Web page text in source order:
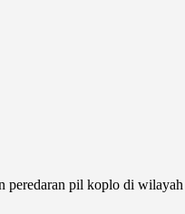
pil koplo di